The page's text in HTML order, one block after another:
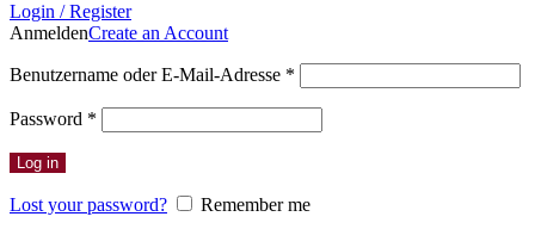
Login / Register
AnmeldenCreate an Account
Benutzername oder E-Mail-Adresse *
Password *
Log in
Lost your password? Remember me